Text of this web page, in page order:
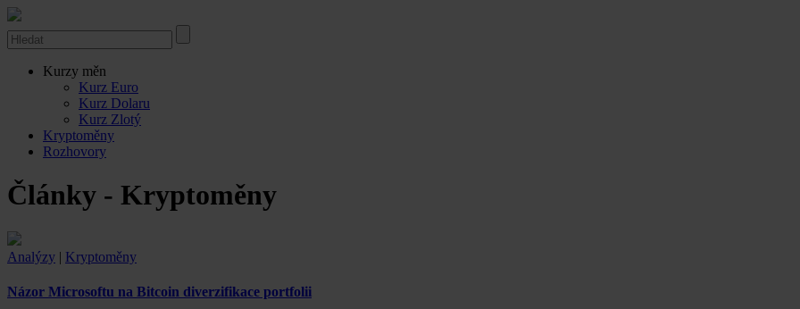
Kurzy měn
Kurz Euro
Kurz Dolaru
Kurz Zlotý
Kryptoměny
Rozhovory
Články - Kryptoměny
Analýzy | Kryptoměny
Názor Microsoftu na Bitcoin diverzifikace portfolii